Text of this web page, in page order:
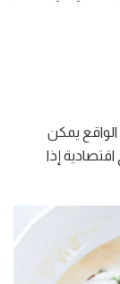
يمكن
إذا